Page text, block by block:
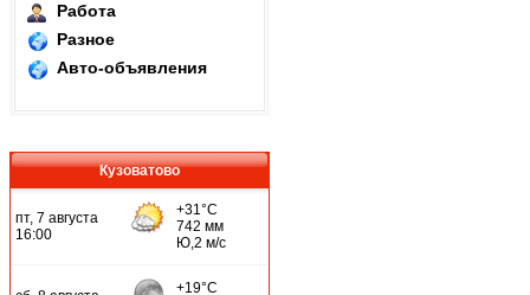
Работа
Разное
Авто-объявления
Кузоватово